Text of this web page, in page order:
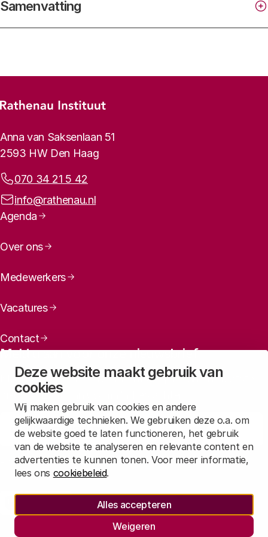
Deze website maakt gebruik van
cookies
Wij maken gebruik van cookies en andere
gelijkwaardige technieken. We gebruiken deze o.a. om
de website goed te laten functioneren, het gebruik
van de website te analyseren en relevante content en
advertenties te kunnen tonen. Voor meer informatie,
lees ons cookiebeleid.
Alles accepteren
Weigeren
Samenvatting
Footer-menu
Rathenau logo, naar de homepage
Contactinformatie
Anna van Saksenlaan 51
2593 HW Den Haag
Telefoonnummer:
070 34 21 5 42
E-mailadres:
info@rathenau.nl
Paginanavigatie
Agenda
Over ons
Medewerkers
Vacatures
Contact
Meld u aan voor onze nieuwsbrief
Maandelijks een overzicht ontvangen van ons laatste
nieuws? Laat dan uw mailadres achter.
Aanmelden
Lees inonze privacyverklaringhoe wij deze gegevens verwerken.
Sociale media
Rathenau Mastodon
Rathenau LinkedIn
Rathenau Instagram